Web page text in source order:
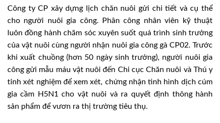
Công ty CP xây dựng lịch chăn nuôi gửi chi tiết và cụ thể
cho người nuôi gia công. Phân công nhân viên kỹ thuật
luôn đồng hành chăm sóc xuyên suốt quá trình sinh trưởng
của vật nuôi cùng người nhận nuôi gia công gà CP02. Trước
khi xuất chuồng (hơn 50 ngày sinh trưởng), người nuôi gia
công gửi mẫu máu vật nuôi đến Chi cục Chăn nuôi và Thú y
tỉnh xét nghiệm để xem xét, chứng nhận tình hình dịch cúm
gia cầm H5N1 cho vật nuôi và ra quyết định thông hành
sản phẩm để vươn ra thị trường tiêu thụ.